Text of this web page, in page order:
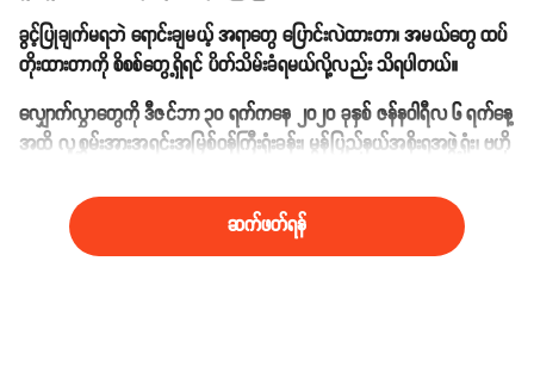
ခွင့်ပြုချက်မရဘဲ ရောင်းချမယ့် အရာတွေ ပြောင်းလဲထားတာ၊ အမယ်တွေ ထပ်
တိုးထားတာကို စိစစ်တွေ့ရှိရင် ပိတ်သိမ်းခံရမယ်လို့လည်း သိရပါတယ်။
လျှောက်လွှာတွေကို ဒီဇင်ဘာ ၃၀ ရက်ကနေ ၂၀၂၀ ခုနှစ် ဇန်နဝါရီလ ၆ ရက်နေ့
အထိ လူ့စွမ်းအားအရင်းအမြစ်ဝန်ကြီးရုံးခန်း၊ မွန်ပြည်နယ်အစိုးရအဖွဲ့ရုံး၊ ဗဟို
ဆက်ဖတ်ရန်